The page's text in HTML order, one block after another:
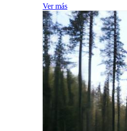
Ver más